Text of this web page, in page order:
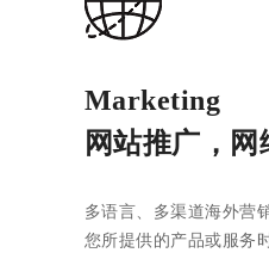
Marketing
网站推广，网
多语言、多渠道海外营
您所提供的产品或服务